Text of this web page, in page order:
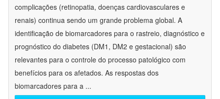
complicações (retinopatia, doenças cardiovasculares e
renais) continua sendo um grande problema global. A
identificação de biomarcadores para o rastreio, diagnóstico e
prognóstico do diabetes (DM1, DM2 e gestacional) são
relevantes para o controle do processo patológico com
benefícios para os afetados. As respostas dos
biomarcadores para a ...